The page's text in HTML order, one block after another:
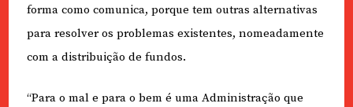
forma como comunica, porque tem outras alternativas
para resolver os problemas existentes, nomeadamente
com a distribuição de fundos.
“Para o mal e para o bem é uma Administração que